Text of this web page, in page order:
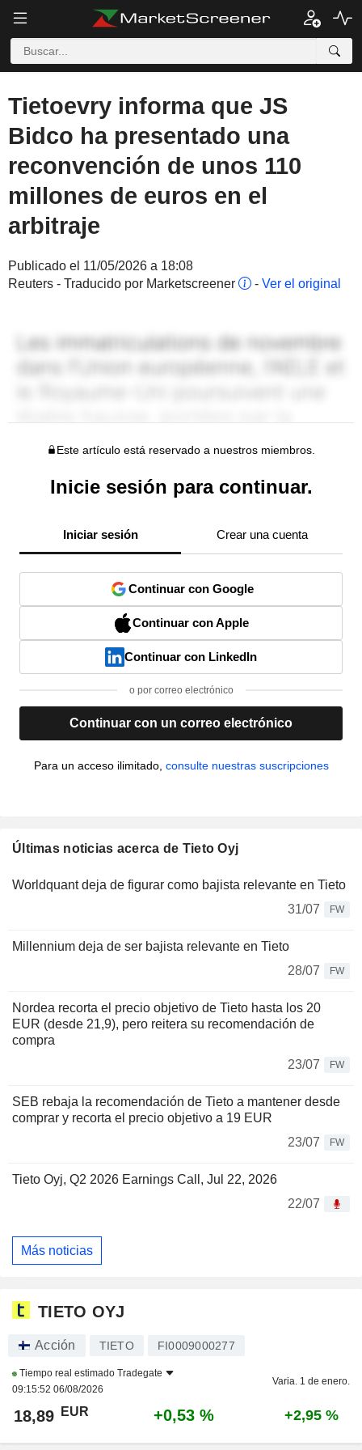
Tietoevry informa que JS
Bidco ha presentado una
reconvención de unos 110
millones de euros en el
arbitraje
Publicado el 11/05/2026 a 18:08
Reuters - Traducido por Marketscreener
- Ver el original
Este artículo está reservado a nuestros miembros.
Inicie sesión para continuar.
Iniciar sesión Crear una cuenta
Continuar con Google
Continuar con Apple
Continuar con LinkedIn
o por correo electrónico
Continuar con un correo electrónico
Para un acceso ilimitado, consulte nuestras suscripciones
Últimas noticias acerca de Tieto Oyj
Worldquant deja de figurar como bajista relevante en Tieto
31/07
FW
Millennium deja de ser bajista relevante en Tieto
28/07
FW
Nordea recorta el precio objetivo de Tieto hasta los 20
EUR (desde 21,9), pero reitera su recomendación de
compra
23/07
FW
SEB rebaja la recomendación de Tieto a mantener desde
comprar y recorta el precio objetivo a 19 EUR
23/07
FW
Tieto Oyj, Q2 2026 Earnings Call, Jul 22, 2026
22/07
Más noticias
TIETO OYJ
Acción TIETO FI0009000277
Tiempo real estimado Tradegate
09:15:52 06/08/2026
Varia. 1 de enero.
18,89 EUR +0,53 % +2,95 %